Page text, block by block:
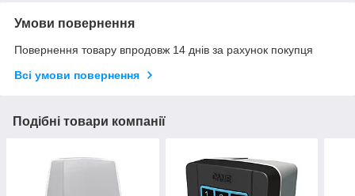
Умови повернення
Повернення товару впродовж 14 днів за рахунок покупця
Всі умови повернення
Подібні товари компанії